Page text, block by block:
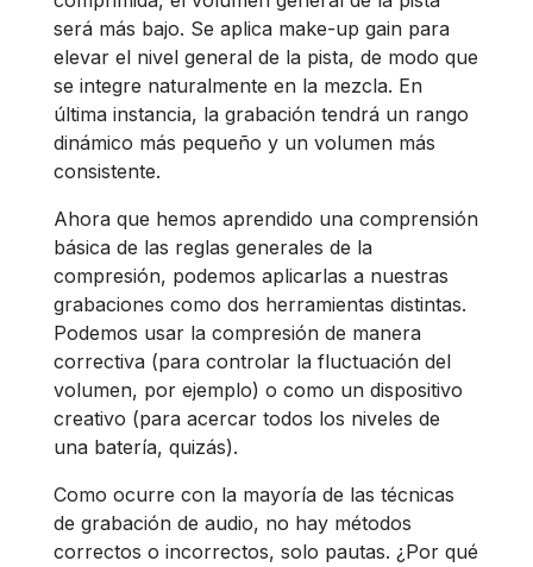
será más bajo. Se aplica make-up gain para
elevar el nivel general de la pista, de modo que
se integre naturalmente en la mezcla. En
última instancia, la grabación tendrá un rango
dinámico más pequeño y un volumen más
consistente.
Ahora que hemos aprendido una comprensión
básica de las reglas generales de la
compresión, podemos aplicarlas a nuestras
grabaciones como dos herramientas distintas.
Podemos usar la compresión de manera
correctiva (para controlar la fluctuación del
volumen, por ejemplo) o como un dispositivo
creativo (para acercar todos los niveles de
una batería, quizás).
Como ocurre con la mayoría de las técnicas
de grabación de audio, no hay métodos
correctos o incorrectos, solo pautas. ¿Por qué